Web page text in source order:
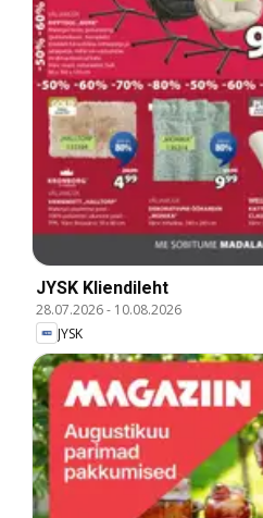
JYSK Kliendileht
28.07.2026- 10.08.2026
JYSK